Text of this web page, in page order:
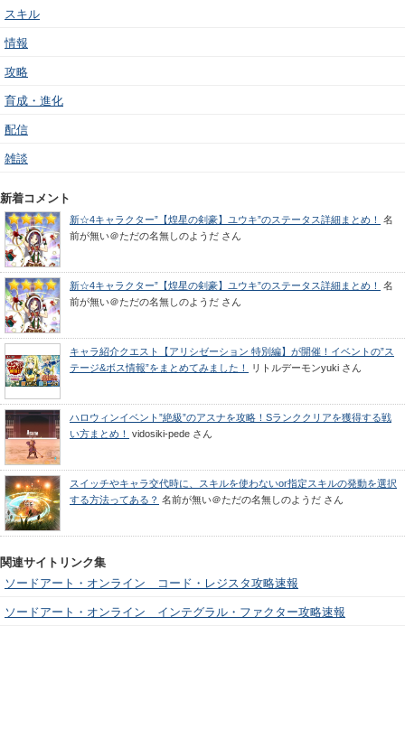
スキル
情報
攻略
育成・進化
配信
雑談
新着コメント
新☆4キャラクター”【煌星の剣豪】ユウキ”のステータス詳細まとめ！
名
前が無い＠ただの名無しのようだ さん
新☆4キャラクター”【煌星の剣豪】ユウキ”のステータス詳細まとめ！
名
前が無い＠ただの名無しのようだ さん
キャラ紹介クエスト【アリシゼーション 特別編】が開催！イベントの”ス
テージ&ボス情報”をまとめてみました！
リトルデーモンyuki さん
ハロウィンイベント”絶級”のアスナを攻略！Sランククリアを獲得する戦
い方まとめ！
vidosiki-pede さん
スイッチやキャラ交代時に、スキルを使わないor指定スキルの発動を選択
する方法ってある？ 名前が無い＠ただの名無しのようだ さん
関連サイトリンク集
ソードアート・オンライン コード・レジスタ攻略速報
ソードアート・オンライン インテグラル・ファクター攻略速報